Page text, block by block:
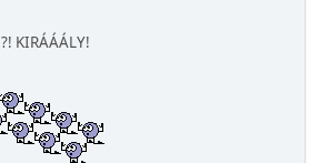
KIRÁÁÁLY!